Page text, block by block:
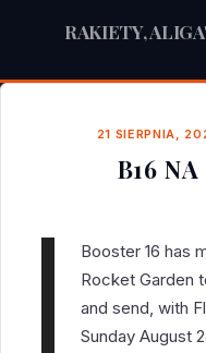
RAKIETY,
21 SIERPNIA,
B16
Booster 16 has
Rocket Garden
and send, with
Sunday August